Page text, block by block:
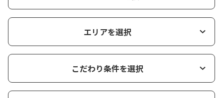
エリアを選択
こだわり条件を選択